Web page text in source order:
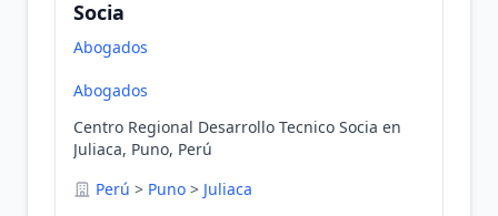
Socia
Abogados
Abogados
Centro Regional Desarrollo Tecnico Socia en
Juliaca, Puno, Perú
Perú > Puno > Juliaca